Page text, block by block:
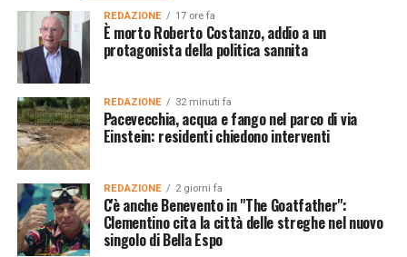
REDAZIONE 17 ore fa
È morto Roberto Costanzo, addio a un
protagonista della politica sannita
REDAZIONE 32 minuti fa
Pacevecchia, acqua e fango nel parco di via
Einstein: residenti chiedono interventi
REDAZIONE 2 giorni fa
C'è anche Benevento in "The Goatfather":
Clementino cita la città delle streghe nel nuovo
singolo di Bella Espo